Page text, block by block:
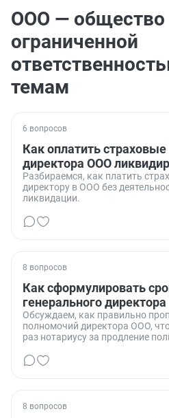
ООО — общество
ограниченной
темам
6 вопросов
Как оплатить
директора ООО
Разбираемся, как платить
директору в ООО без
ликвидации.
8 вопросов
Как сформулировать
генерального
Обсуждаем, как правильно
полномочий директора ООО,
раз нотариусу за продление
8 вопросов